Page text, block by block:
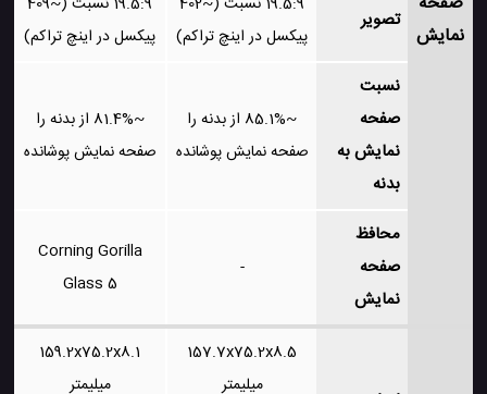
نمایش
تصویر
پیکسل در اینچ تراکم)
پیکسل در اینچ تراکم)
نسبت
صفحه
نمایش به
بدنه
~85.1% از بدنه را
صفحه نمایش پوشانده
~81.4% از بدنه را
صفحه نمایش پوشانده
محافظ
صفحه
نمایش
-
Corning Gorilla
Glass 5
157.7x75.2x8.5
میلیمتر
159.2x75.2x8.1
میلیمتر